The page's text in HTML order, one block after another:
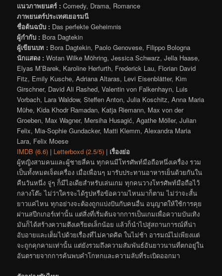
แนวภาพยนตร์ : Comedy, Drama, Romance
ภาพยนตร์ประเทศเยอรมนี
ชื่อต้นฉบับ : Das perfekte Geheimnis
ผู้กำกับ : Bora Dagtekin
ผู้เขียนบท : Bora Dagtekin, Paolo Genovese, Filippo Bologna
นักแสดง : Wotan Wilke Möhring, Jessica Schwarz, Jella Haase,
Elyas M’Barek, Karoline Herfurth, Frederick Lau, Florian David
Fitz, Emily Kusche, Adriana Altaras, Levi Eisenblätter, Kim
Girschner, David Ali Rashed, Valentin von Falkenhayn, Luis
Vorbach, Lara Waldow, Steffen Anton, Julia Koschitz, Anna Maria
Mühe, Kida Khodr Ramadan, Katja Riemann, Max von der
Groeben, Max Wagner, Mersiha Husagić, Agathe Möller, Julian
Felix, Mia-Sophie Gundacker, Matti Klemm, Alexandra Maria
Lara, Felix Moese
IMDB (6.6) | Letterboxd (2.5/5) | เรื่องย่อ
ผู้หญิงสามคนและผู้ชายสี่คน ทุกคนมีโทรศัพท์มือถือหนึ่งเครื่อง รวม
เป็นทั้งหมดเจ็ดเครื่อง เมื่อเพื่อนๆ มารับประทานอาหารเย็นด้วยกันใน
คืนวันหนึ่ง จู่ๆ ก็มีไอเดียสำหรับเล่นเกม ทุกคนวางโทรศัพท์มือถือไว้
กลางโต๊ะ ไม่ว่าใครจะได้รูปหรือข้อความไหนมาก็ตาม ไม่ว่าจะสั้น
ยาวแค่ไหน ทุกอย่างจะต้องถูกแบ่งปันกับคนอื่น อนุญาตให้ใช้การคุย
ผ่านสปีกเกอร์เท่านั้น แต่สิ่งที่เริ่มต้นจากการเป็นเกมเพื่อความบันเทิง
มันก็ได้สร้างความตึงเครียดเล็กน้อย แล้วก็นำไปสู่สถานการณ์ที่น่า
อับอายและเต็มไปด้วยเรื่องที่ไม่คาดคิด ในไม่ช้า อารมณ์ไม่เพียงแต่
จะถูกคุกคามเท่านั้น แต่ยังรวมถึงความสัมพันธ์อันยาวนานที่ตกอยู่ใน
อันตรายจากการค้นพบคำโกหกและความลับที่ระเบิดออกมา